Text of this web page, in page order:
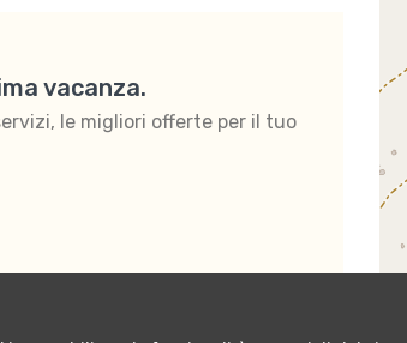
vacanza.
le migliori offerte per il tuo